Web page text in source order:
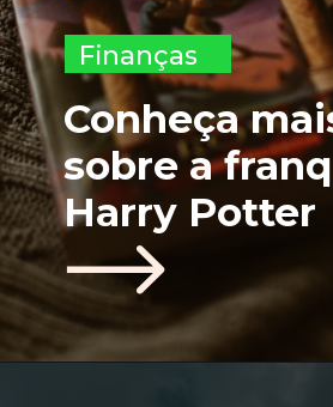
Conheça
sobre a
Harry Potter
Finanças